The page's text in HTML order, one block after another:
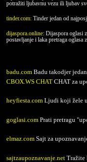
potražiti ljubavnu vezu ili ljubav
tinder.com: Tinder jedan od
dijaspora.online: Dijaspora oglasi
postavljanje i laka pretraga oglasa
badu.com Badu takodjer
CBOX.WS CHAT CHAT za
heyfiesta.com Ljudi koji žele
goglasi.com Prati pretragu
elmaz.com Sajt za
sajtzaupoznavanje.net Tražite